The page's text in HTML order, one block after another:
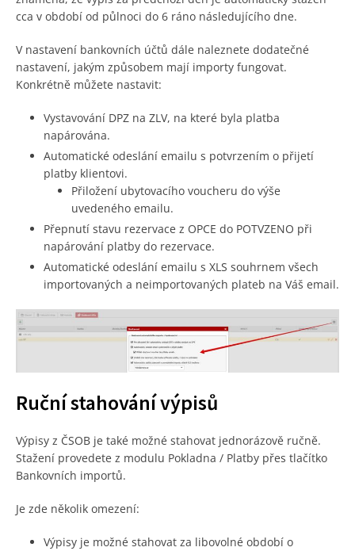
cca v období od půlnoci do 6 ráno následujícího dne.
V nastavení bankovních účtů dále naleznete dodatečné
nastavení, jakým způsobem mají importy fungovat.
Konkrétně můžete nastavit:
Vystavování DPZ na ZLV, na které byla platba
napárována.
Automatické odeslání emailu s potvrzením o přijetí
platby klientovi.
Přiložení ubytovacího voucheru do výše
uvedeného emailu.
Přepnutí stavu rezervace z OPCE do POTVZENO při
napárování platby do rezervace.
Automatické odeslání emailu s XLS souhrnem všech
importovaných a neimportovaných plateb na Váš email.
Ruční stahování výpisů
Výpisy z ČSOB je také možné stahovat jednorázově ručně.
Stažení provedete z modulu Pokladna / Platby přes tlačítko
Bankovních importů.
Je zde několik omezení:
Výpisy je možné stahovat za libovolné období o